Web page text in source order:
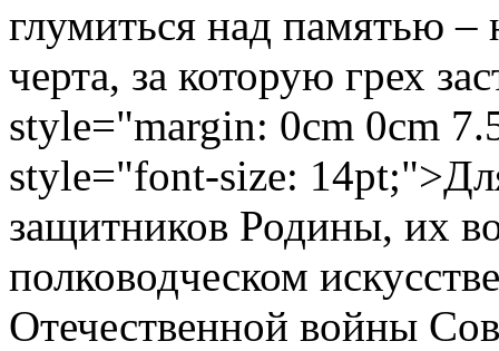
глумиться над памятью –
черта, за которую грех
style="margin: 0cm 0cm
style="font-size:
защитников Родины, их
полководческом
Отечественной войны